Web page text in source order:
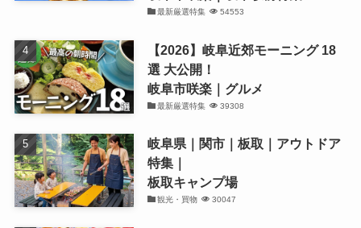
最新厳選特集 54553
【2026】岐阜近郊モーニング 18
選 大公開！
岐阜市咲楽｜グルメ
最新厳選特集 39308
岐阜県｜関市｜板取｜アウトドア
特集｜
板取キャンプ場
観光・買物 30047